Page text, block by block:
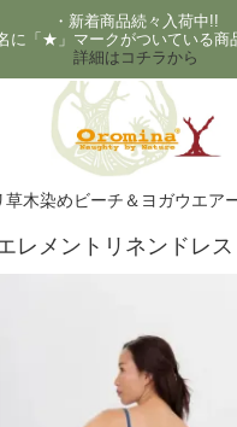
・新着商品続々入荷中!!
に「★」マークがついている商
詳細はコチラから
木染めビーチ＆ヨガウエア
レメントリネンドレ